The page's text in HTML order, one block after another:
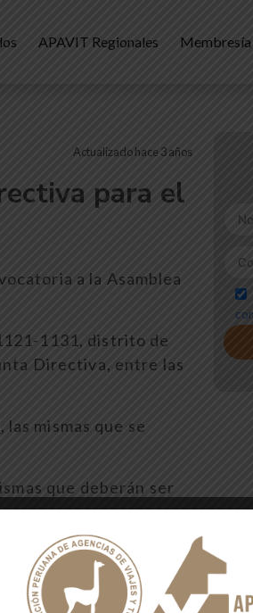
APAVIT Regionales Membresía
Actualizado hace 3 años
para el
a la Asamblea
1131, distrito de
Directiva, entre las
, las mismas que se
que deberán ser
para las